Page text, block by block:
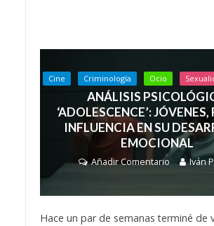
Cine Criminología Ocio
ANÁLISIS
‘ADOLESCENCE’: JÓVENES,
INFLUENCIA EN SU
EMOCIONAL
Añadir Comentario Iván
Hace un par de semanas terminé de